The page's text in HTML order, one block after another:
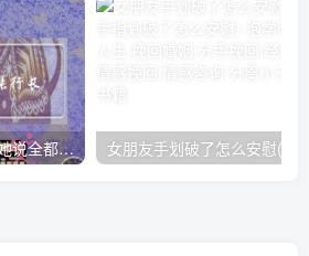
妻子含泪出轨张行长 她说全都是因为家中